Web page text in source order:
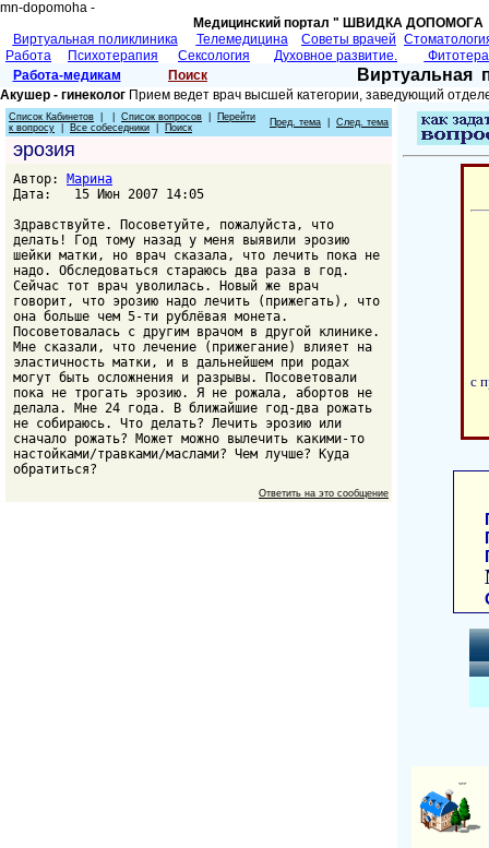
mn-dopomoha -
Медицинский портал " ШВИДКА
Виртуальная поликлиника
Телемедицина Советы врачей
Работа
Психотерапия Сексология Духовное развитие.
Работа-медикам
Поиск Виртуальная
Акушер - гинеколог Прием ведет врач высшей категории, заведующий
Список Кабинетов Список вопросов
Перейти
к вопросу
Все собеседники Поиск Пред. тема След. тема
эрозия
Автор: Марина
Дата: 15 Июн 2007 14:05
Здравствуйте. Посоветуйте, пожалуйста, что
делать! Год тому назад у меня выявили эрозию
шейки матки, но врач сказала, что лечить пока не
надо. Обследоваться стараюсь два раза в год.
Сейчас тот врач уволилась. Новый же врач
говорит, что эрозию надо лечить (прижегать), что
она больше чем 5-ти рублёвая монета.
Посоветовалась с другим врачом в другой клинике.
Мне сказали, что лечение (прижегание) влияет на
эластичность матки, и в дальнейшем при родах
могут быть осложнения и разрывы. Посоветовали
пока не трогать эрозию. Я не рожала, абортов не
делала. Мне 24 года. В ближайшие год-два рожать
не собираюсь. Что делать? Лечить эрозию или
сначало рожать? Может можно вылечить какими-то
настойками/травками/маслами? Чем лучше? Куда
обратиться?
Ответить на это сообщение
с